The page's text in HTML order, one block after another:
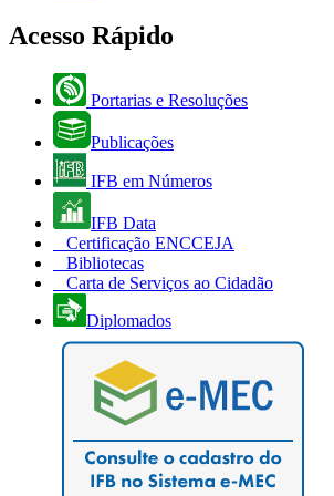
Acesso Rápido
Portarias e Resoluções
Publicações
IFB em Números
IFB Data
Certificação ENCCEJA
Bibliotecas
Carta de Serviços ao Cidadão
Diplomados